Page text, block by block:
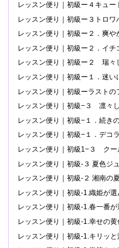
レッスン便り｜初級ー４キュー
レッスン便り｜初級ー３トロワ
レッスン便り｜初級ー２．爽や
レッスン便り｜初級ー２．イチ
レッスン便り｜初級ー２ 瑞々
レッスン便り｜初級ー１．迷い
レッスン便り｜初級ーラストの
レッスン便り｜初級−３ 凛々
レッスン便り｜初級−１．続き
レッスン便り｜初級−１．デコ
レッスン便り｜初級1−３ クー
レッスン便り｜初級-３ 夏色ジ
レッスン便り｜初級-２ 湘南の
レッスン便り｜初級-1.織姫が
レッスン便り｜初級-1.春一番
レッスン便り｜初級-1.幸せの
レッスン便り｜初級-1.キリッ